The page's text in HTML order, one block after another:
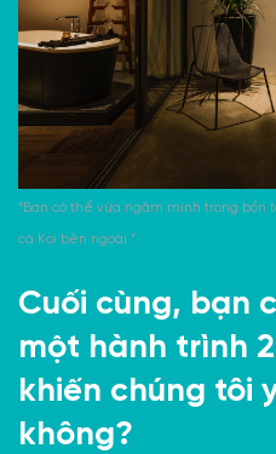
“Bạn có thể vừa ngâm mình trong bồn
cá Koi bên ngoài.”
Cuối cùng, bạn
một hành trình
khiến chúng tôi
không?